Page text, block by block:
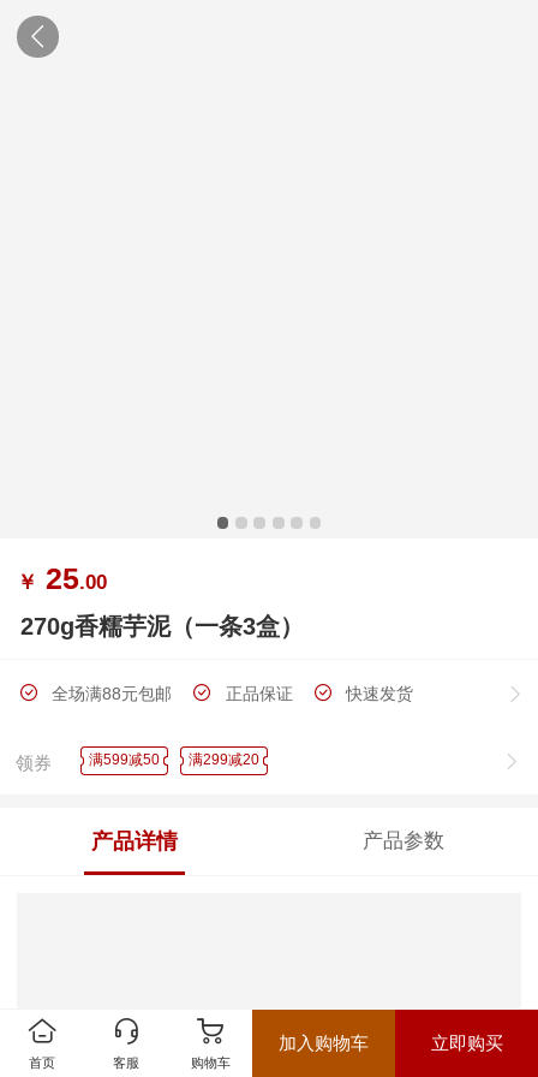
￥ 25.00
270g香糯芋泥（一条3盒）
全场满88元包邮 正品保证 快速发货
领券 满599减50 满299减20
产品详情 产品参数
首页 客服 购物车
加入购物车 立即购买